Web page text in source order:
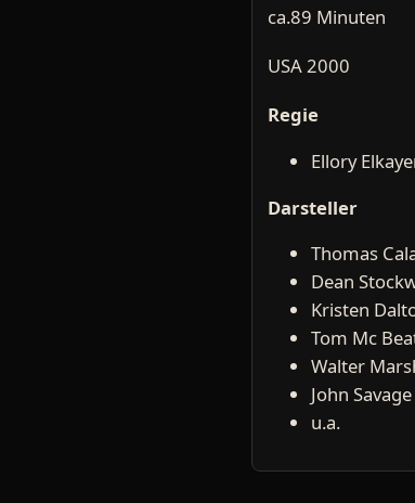
ca.89 Minuten
USA 2000
Regie
Ellory
Darsteller
Thomas
Dean
Kristen
Tom Mc
Walter
John Savage
u.a.